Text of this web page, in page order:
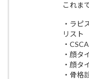
これま
・ラピ
リスト
・
・顔タ
・顔タ
・骨格